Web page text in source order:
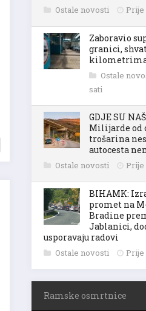
Ostale novosti Prije
Zaboravio
granici,
Ostale
sati
GDJE SU
Milijarde od
trošarina
autocesta
Ostale novosti Prije
BIHAMK:
promet na
Bradine
Jablanici,
usporavaju radovi
Ostale novosti Prije
Ramske osmrtnice